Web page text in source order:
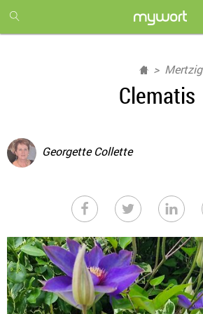
month
free
Mertzig
Clematis
Georgette Collette